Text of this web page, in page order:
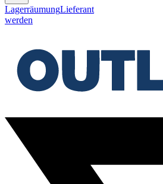
LagerräumungLieferant
werden